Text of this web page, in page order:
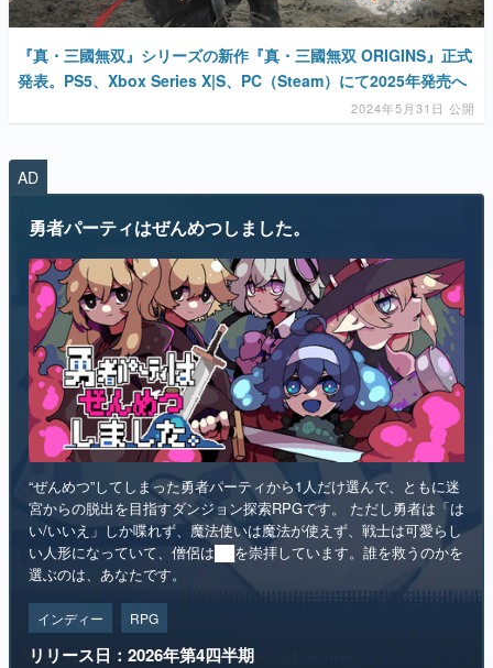
カテゴリ
特集記事
マンガ
女性向け
アプリレビュー
その他
電ファミニコゲーマーとは？
運営：株式会社マレ
『真・三國無双』シリーズの新作『真・三國無双 ORIGINS』正式
発表。PS5、Xbox Series X|S、PC（Steam）にて2025年発売へ
2024年5月31日 公開
AD
勇者パーティはぜんめつしました。
“ぜんめつ”してしまった勇者パーティから1人だけ選んで、ともに迷
宮からの脱出を目指すダンジョン探索RPGです。 ただし勇者は「は
い/いいえ」しか喋れず、魔法使いは魔法が使えず、戦士は可愛らし
い人形になっていて、僧侶は██を崇拝しています。誰を救うのかを
選ぶのは、あなたです。
インディー RPG
リリース日：2026年第4四半期